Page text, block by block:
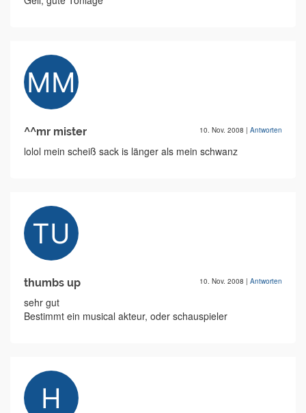
^^mr mister 10. Nov. 2008 | Antworten
lolol mein scheiß sack is länger als mein schwanz
thumbs up 10. Nov. 2008 | Antworten
sehr gut
Bestimmt ein musical akteur, oder schauspieler